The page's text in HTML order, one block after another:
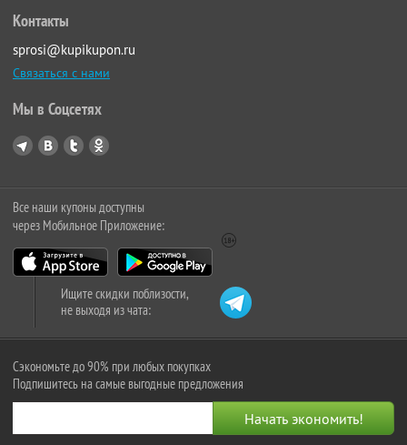
Контакты
sprosi@kupikupon.ru
Связаться с нами
Мы в Соцсетях
Все наши купоны доступны
через Мобильное Приложение:
Ищите скидки поблизости,
не выходя из чата:
Сэкономьте до 90% при любых покупках
Подпишитесь на самые выгодные предложения